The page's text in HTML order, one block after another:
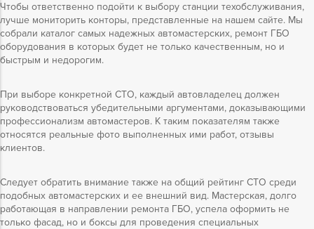
Чтобы ответственно подойти к выбору станции техобслуживания,
лучше мониторить конторы, представленные на нашем сайте. Мы
собрали каталог самых надежных автомастерских, ремонт ГБО
оборудования в которых будет не только качественным, но и
быстрым и недорогим.
При выборе конкретной СТО, каждый автовладелец должен
руководствоваться убедительными аргументами, доказывающими
профессионализм автомастеров. К таким показателям также
относятся реальные фото выполненных ими работ, отзывы
клиентов.
Следует обратить внимание также на общий рейтинг СТО среди
подобных автомастерских и ее внешний вид. Мастерская, долго
работающая в направлении ремонта ГБО, успела оформить не
только фасад, но и боксы для проведения специальных